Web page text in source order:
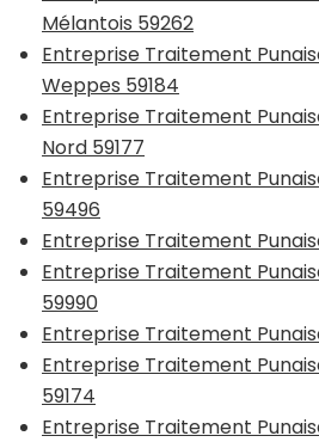
Mélantois 59262
Entreprise Traitement
Weppes 59184
Entreprise Traitement
Nord 59177
Entreprise Traitement
59496
Entreprise Traitement
Entreprise Traitement
59990
Entreprise Traitement
Entreprise Traitement
59174
Entreprise Traitement